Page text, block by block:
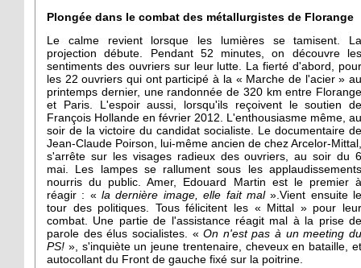
Plongée dans le combat des métallurgistes de Florange
Le calme revient lorsque les lumières se tamisent. La
projection débute. Pendant 52 minutes, on découvre les
sentiments des ouvriers sur leur lutte. La fierté d'abord, pour
les 22 ouvriers qui ont participé à la « Marche de l'acier » au
printemps dernier, une randonnée de 320 km entre Florange
et Paris. L'espoir aussi, lorsqu'ils reçoivent le soutien de
François Hollande en février 2012. L'enthousiasme même, au
soir de la victoire du candidat socialiste. Le documentaire de
Jean-Claude Poirson, lui-même ancien de chez Arcelor-Mittal,
s'arrête sur les visages radieux des ouvriers, au soir du 6
mai. Les lampes se rallument sous les applaudissements
nourris du public. Amer, Edouard Martin est le premier à
réagir : «la dernière image, elle fait mal».Vient ensuite
tour des politiques. Tous félicitent les « Mittal » pour leur
combat. Une partie de l'assistance réagit mal à la prise de
parole des élus socialistes. «On n'est pas à un meeting
PS! », s'inquiète un jeune trentenaire, cheveux en bataille, et
autocollant du Front de gauche fixé sur la poitrine.